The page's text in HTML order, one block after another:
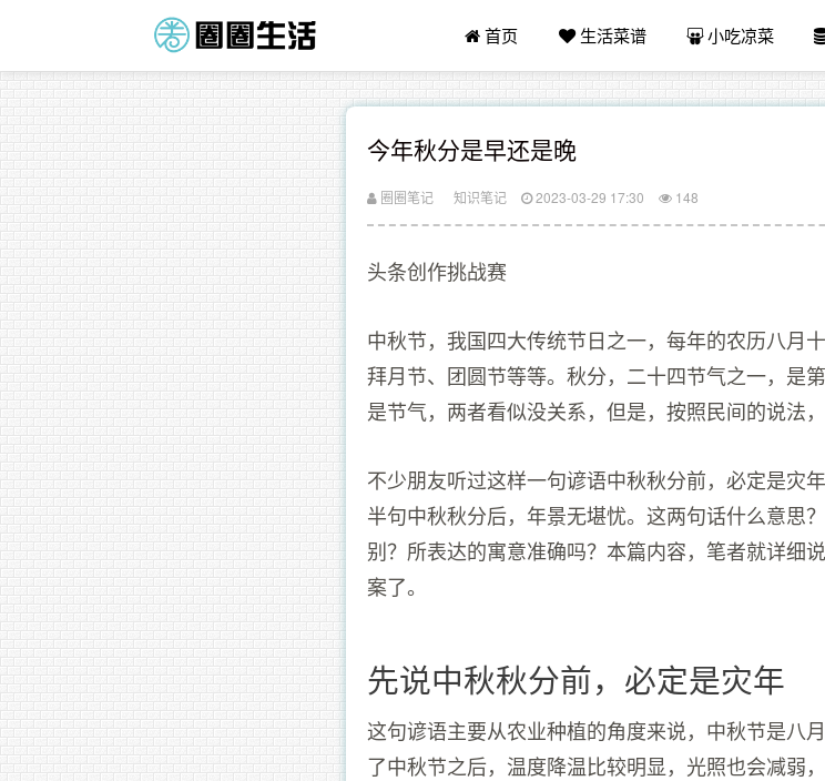
首页 生活菜谱 小吃凉菜
今年秋分是早还是晚
圈圈笔记 知识笔记 2023-03-29 17:30 148
头条创作挑战赛
中秋节，我国四大传统节日之一，每年的农历八月
拜月节、团圆节等等。秋分，二十四节气之一，是
是节气，两者看似没关系，但是，按照民间的说法
不少朋友听过这样一句谚语中秋秋分前，必定是灾
半句中秋秋分后，年景无堪忧。这两句话什么意思
别？所表达的寓意准确吗？本篇内容，笔者就详细
案了。
先说中秋秋分前，必定是灾年
这句谚语主要从农业种植的角度来说，中秋节是八
了中秋节之后，温度降温比较明显，光照也会减弱